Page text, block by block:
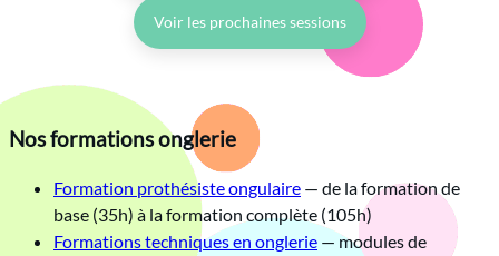
Voir les prochaines sessions
Nos formations onglerie
Formation prothésiste ongulaire — de la formation de
base (35h) à la formation complète (105h)
Formations techniques en onglerie — modules de